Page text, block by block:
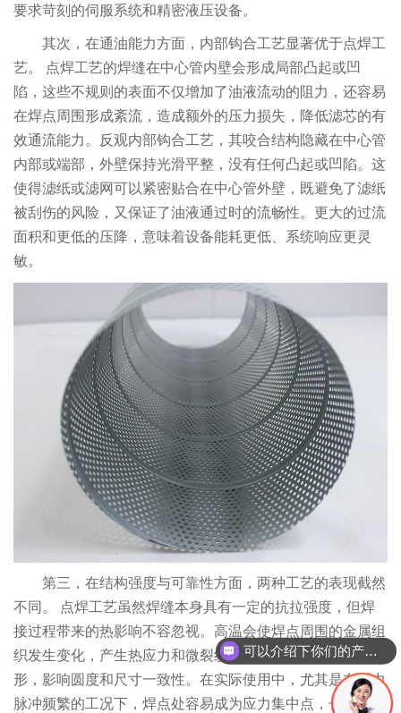
要求苛刻的伺服系统和精密液压设备。
其次，在通油能力方面，内部钩合工艺显著优于点焊工
艺。 点焊工艺的焊缝在中心管内壁会形成局部凸起或凹
陷，这些不规则的表面不仅增加了油液流动的阻力，还容易
在焊点周围形成紊流，造成额外的压力损失，降低滤芯的有
效通流能力。反观内部钩合工艺，其咬合结构隐藏在中心管
内部或端部，外壁保持光滑平整，没有任何凸起或凹陷。这
使得滤纸或滤网可以紧密贴合在中心管外壁，既避免了滤纸
被刮伤的风险，又保证了油液通过时的流畅性。更大的过流
面积和更低的压降，意味着设备能耗更低、系统响应更灵
敏。
第三，在结构强度与可靠性方面，两种工艺的表现截然
不同。 点焊工艺虽然焊缝本身具有一定的抗拉强度，但焊
接过程带来的热影响不容忽视。高温会使焊点周围的金属组
织发生变化，产生热应力和微裂纹，同时导致中心管局部变
形，影响圆度和尺寸一致性。在实际使用中，尤其是在压力
脉冲频繁的工况下，焊点处容易成为应力集中点，长期积累
可以介绍下你们的产品么